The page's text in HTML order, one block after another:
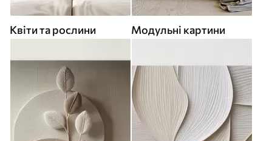
Квіти та рослини Модульні картини